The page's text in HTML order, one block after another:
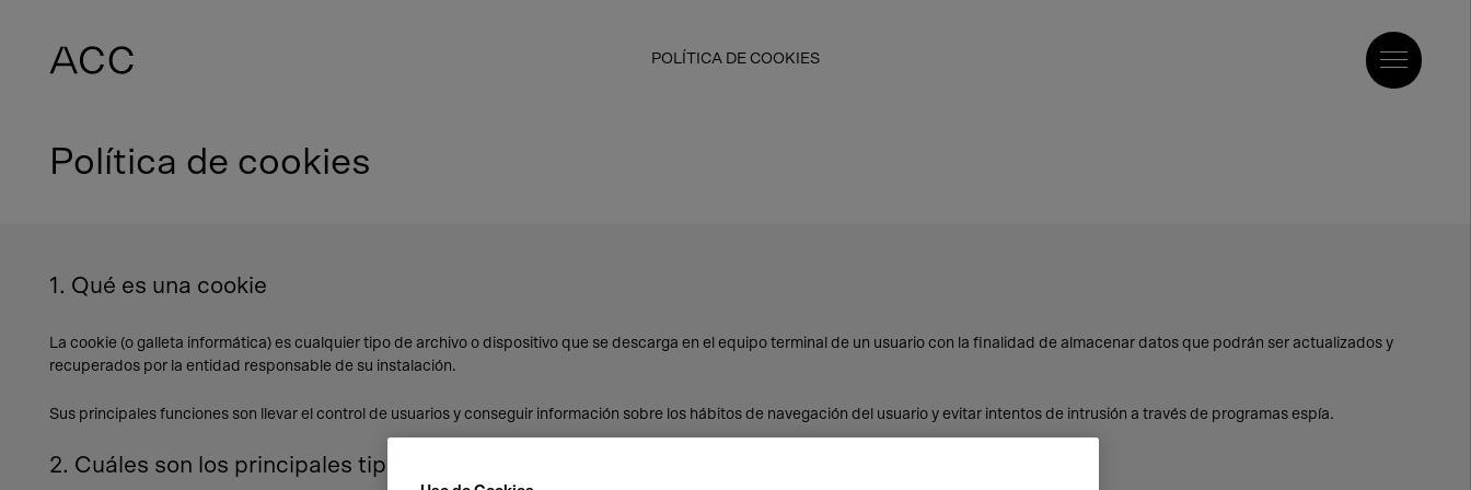
POLÍTICA DE COOKIES
Política de cookies
1. Qué es una cookie
La cookie (o galleta informática) es cualquier tipo de archivo o dispositivo que se descarga en el equipo terminal de un usuario con la finalidad de almacenar datos que podrán ser actualizados y
recuperados por la entidad responsable de su instalación.
Sus principales funciones son llevar el control de usuarios y conseguir información sobre los hábitos de navegación del usuario y evitar intentos de intrusión a través de programas espía.
2. Cuáles son los principales tipos de cookies